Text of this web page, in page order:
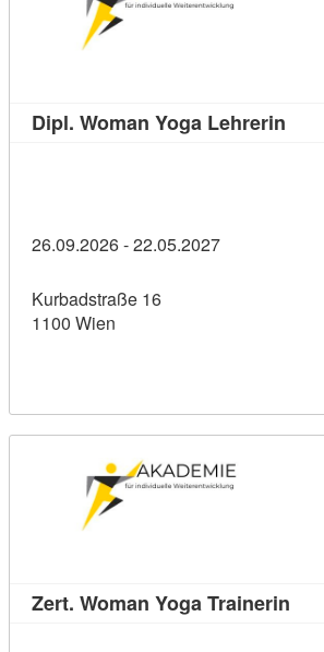
Dipl. Woman Yoga Lehrerin
26.09.2026 - 22.05.2027
Kurbadstraße 16
1100 Wien
Zert. Woman Yoga Trainerin